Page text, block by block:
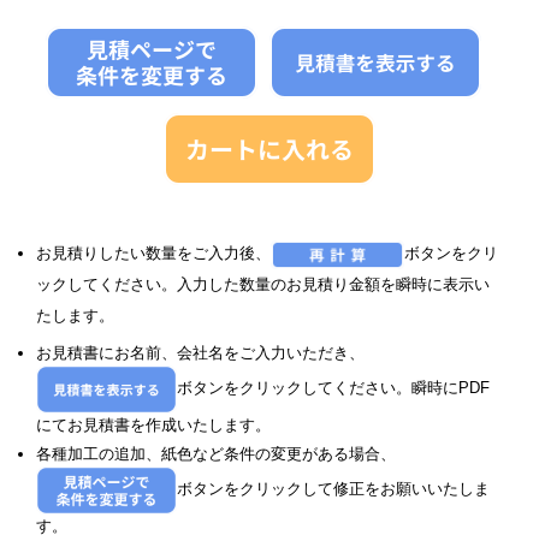
お見積りしたい数量をご入力後、
ボタンをクリ
ックしてください。入力した数量のお見積り金額を瞬時に表示い
たします。
お見積書にお名前、会社名をご入力いただき、
ボタンをクリックしてください。瞬時にPDF
にてお見積書を作成いたします。
各種加工の追加、紙色など条件の変更がある場合、
ボタンをクリックして修正をお願いいたしま
す。